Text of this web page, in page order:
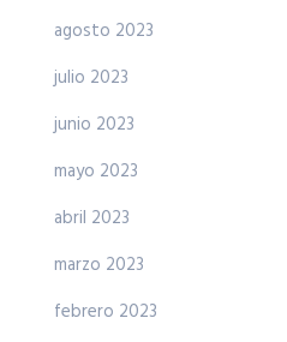
agosto 2023
julio 2023
junio 2023
mayo 2023
abril 2023
marzo 2023
febrero 2023